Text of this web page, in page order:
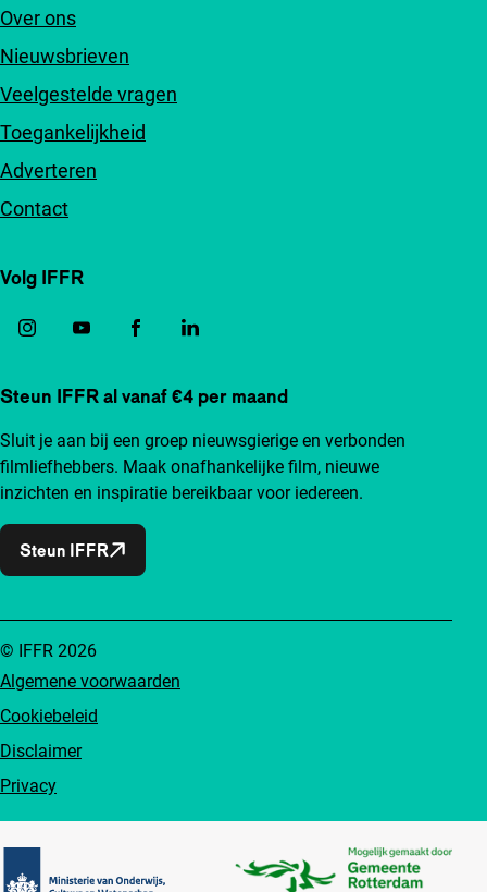
Over ons
Nieuwsbrieven
Veelgestelde vragen
Toegankelijkheid
Adverteren
Contact
Volg IFFR
Steun IFFR al vanaf €4 per maand
Sluit je aan bij een groep nieuwsgierige en verbonden
filmliefhebbers. Maak onafhankelijke film, nieuwe
inzichten en inspiratie bereikbaar voor iedereen.
Steun IFFR
Algemene voorwaarden
Cookiebeleid
Disclaimer
Privacy
© IFFR 2026